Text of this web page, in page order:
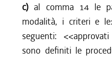
c) al comma 14 le
modalità, i criteri e le
seguenti: <<
sono definiti le